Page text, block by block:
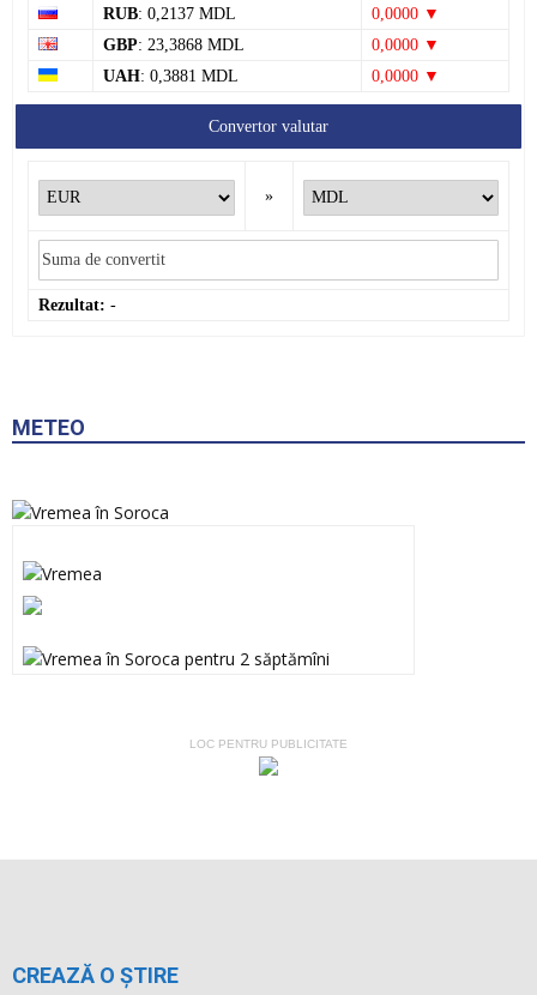
RUB: 0,2137 MDL
0,0000 ▼
GBP: 23,3868 MDL
0,0000 ▼
UAH: 0,3881 MDL 0,0000 ▼
Convertor valutar
»
Rezultat: -
METEO
LOC PENTRU PUBLICITATE
CREAZĂ O ȘTIRE